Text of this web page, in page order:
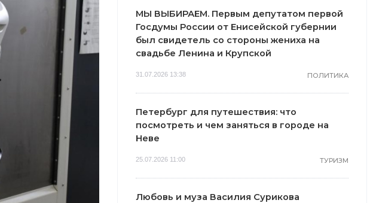
МЫ ВЫБИРАЕМ. Первым депутатом первой
Госдумы России от Енисейской губернии
был свидетель со стороны жениха на
свадьбе Ленина и Крупской
31.07.2026 13:38 ПОЛИТИКА
Петербург для путешествия: что
посмотреть и чем заняться в городе на
Неве
25.07.2026 11:00 ТУРИЗМ
Любовь и муза Василия Сурикова